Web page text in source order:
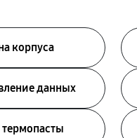
корпуса
данных